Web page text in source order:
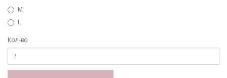
M
L
Кол-во